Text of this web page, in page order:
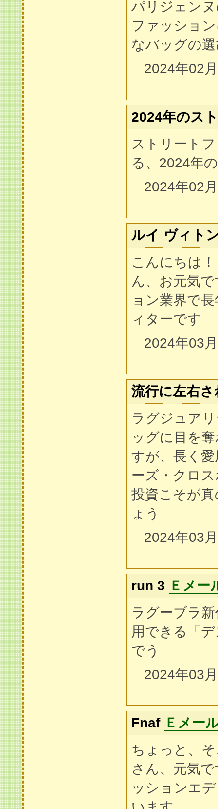
パリジェン
ファッショ
なバッグの
2024年02
2024年のス
ストリート
る、2024年
2024年02
ルイ ヴィト
こんにちは
ん、お元気
ョン業界で
ィターです
2024年03
流行に左右
ラグジュア
ッグに目を
すが、長く
ーズ・クロ
投資こそが
ょう
2024年03
run 3 Ｅメー
ラグーブラ
用できる「
でう
2024年03
Fnaf Ｅメー
ちょっと、
さん、元気
ッションエ